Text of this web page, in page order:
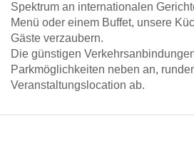
Spektrum an internationalen
Menü oder einem Buffet, unsere
Gäste verzaubern.
Die günstigen
Parkmöglichkeiten neben an,
Veranstaltungslocation ab.